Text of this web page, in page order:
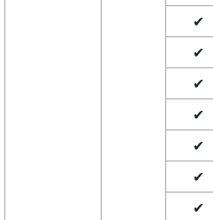
✔
✔
✔
✔
✔
✔
✔